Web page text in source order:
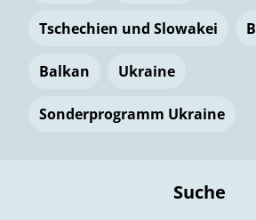
Tschechien und Slowakei
Balkan Ukraine
Sonderprogramm Ukraine
Suche